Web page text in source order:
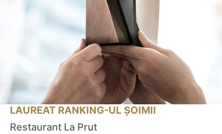
LAUREAT RANKING-UL ȘOIMII
Restaurant La Prut